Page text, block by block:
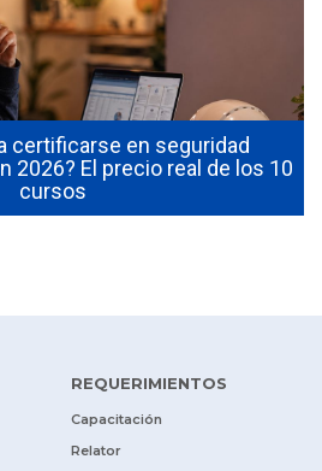
certificarse en seguridad
2026? El precio real de los 10
cursos
REQUERIMIENTOS
Capacitación
Relator